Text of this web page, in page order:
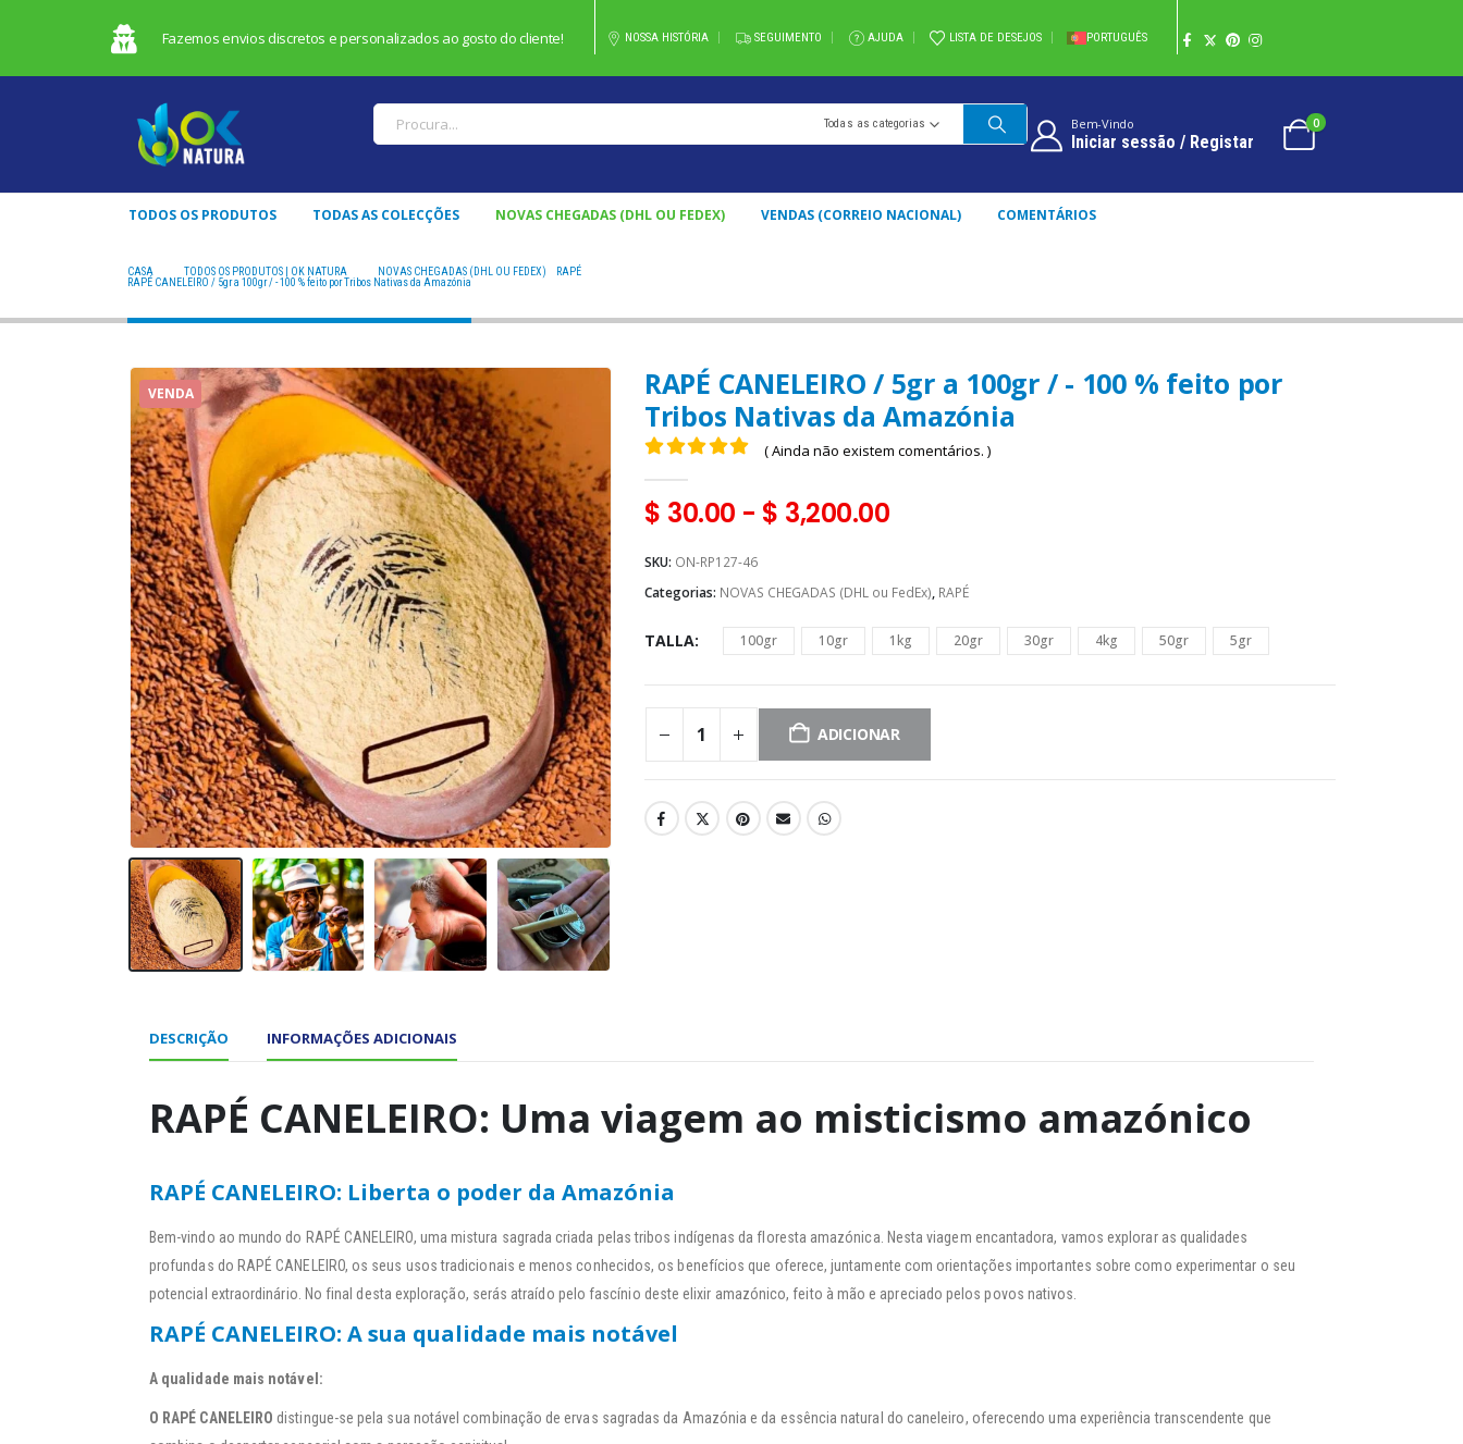
Fazemos envios discretos e personalizados ao gosto do cliente! NOSSA HISTÓRIA SEGUIMENTO AJUDA LISTA DE DESEJOS PORTUGUÊS
Todas as categorias Bem-Vindo
Iniciar sessão / Registar
0
TODOS OS PRODUTOS TODAS AS COLECÇÕES NOVAS CHEGADAS (DHL OU FEDEX) VENDAS (CORREIO NACIONAL) COMENTÁRIOS
CASA TODOS OS PRODUTOS | OK NATURA NOVAS CHEGADAS (DHL OU FEDEX) RAPÉ
RAPÉ CANELEIRO / 5gr a 100gr / - 100 % feito por Tribos Nativas da Amazónia
VENDA
RAPÉ CANELEIRO / 5gr a 100gr / - 100 % feito por
Tribos Nativas da Amazónia
( Ainda não existem comentários. )
$ 30.00 - $ 3,200.00
SKU: ON-RP127-46
Categorias: NOVAS CHEGADAS (DHL ou FedEx), RAPÉ
TALLA 100gr 10gr 1kg 20gr 30gr 4kg 50gr 5gr
ADICIONAR
DESCRIÇÃO INFORMAÇÕES ADICIONAIS
RAPÉ CANELEIRO: Uma viagem ao misticismo amazónico
RAPÉ CANELEIRO: Liberta o poder da Amazónia
Bem-vindo ao mundo do RAPÉ CANELEIRO, uma mistura sagrada criada pelas tribos indígenas da floresta amazónica. Nesta viagem encantadora, vamos explorar as qualidades
profundas do RAPÉ CANELEIRO, os seus usos tradicionais e menos conhecidos, os benefícios que oferece, juntamente com orientações importantes sobre como experimentar o seu
potencial extraordinário. No final desta exploração, serás atraído pelo fascínio deste elixir amazónico, feito à mão e apreciado pelos povos nativos.
RAPÉ CANELEIRO: A sua qualidade mais notável
A qualidade mais notável:
O RAPÉ CANELEIRO distingue-se pela sua notável combinação de ervas sagradas da Amazónia e da essência natural do caneleiro, oferecendo uma experiência transcendente que